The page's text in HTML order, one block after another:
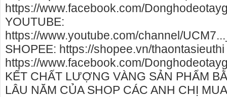
https://www.facebook.com/
YOUTUBE:
https://www.youtube.com/channel/
SHOPEE: https://shopee.vn/thaontasieuthi
https://www.facebook.com/
KẾT CHẤT LƯỢNG VÀNG SẢN PHẨM
LÂU NĂM CỦA SHOP CÁC ANH CHỊ
cho thue xe may phu yen - cho thuê xe máy
phú yên
0387560028 cho thuê xe máy phú yên - Cho
thuê xe máy ở tại Tuy Hòa Phú Yên
Yên, chuyên cho
nguyên căn